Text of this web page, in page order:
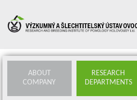
ABOUT
COMPANY
RESEARCH
DEPARTMENTS